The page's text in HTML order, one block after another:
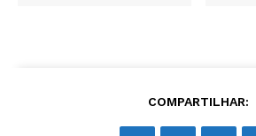
COMPARTILHAR: